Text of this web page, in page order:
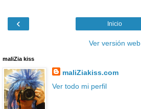
‹ Inicio
Ver versión web
maliZia kiss
maliZiakiss.com
Ver todo mi perfil